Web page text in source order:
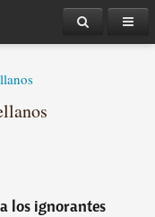
los ignorantes